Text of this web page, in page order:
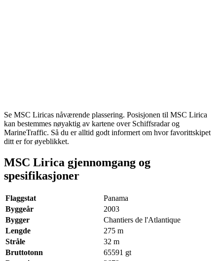
Se MSC Liricas nåværende plassering. Posisjonen til MSC Lirica
kan bestemmes nøyaktig av kartene over Schiffsradar og
MarineTraffic. Så du er alltid godt informert om hvor favorittskipet
ditt er for øyeblikket.
MSC Lirica gjennomgang og
spesifikasjoner
Flaggstat
Panama
Byggeår
2003
Bygger
Chantiers de l'Atlantique
Lengde
275 m
Stråle
32 m
Bruttotonn
65591 gt